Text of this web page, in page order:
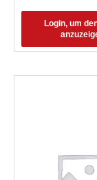
Login, um